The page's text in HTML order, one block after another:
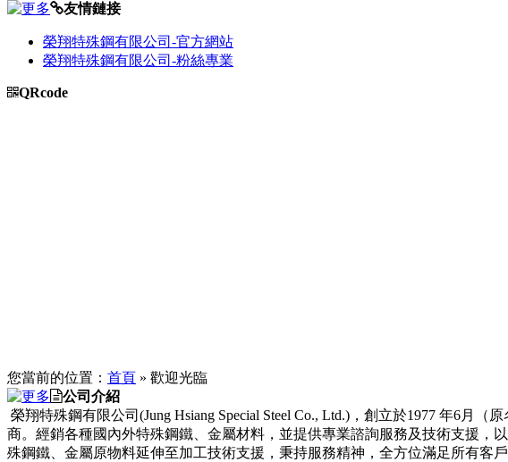
友情鏈接
榮翔特殊鋼有限公司-官方網站
榮翔特殊鋼有限公司-粉絲專業
QRcode
您當前的位置： 首頁 » 歡迎光臨
公司介紹
榮翔特殊鋼有限公司(Jung Hsiang Special Steel Co., Ltd.)，創立於1977 年6月
商。經銷各種國內外特殊鋼鐵、金屬材料，並提供專業諮詢服務及技術支援，
殊鋼鐵、金屬原物料延伸至加工技術支援，秉持服務精神，全方位滿足所有客